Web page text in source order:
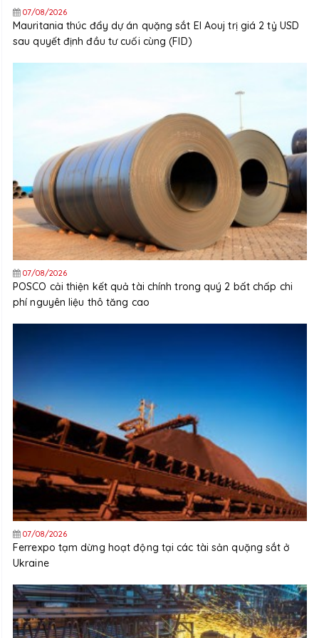
07/08/2026
Mauritania thúc đẩy dự án quặng sắt El Aouj trị giá 2 tỷ USD
sau quyết định đầu tư cuối cùng (FID)
07/08/2026
POSCO cải thiện kết quả tài chính trong quý 2 bất chấp chi
phí nguyên liệu thô tăng cao
07/08/2026
Ferrexpo tạm dừng hoạt động tại các tài sản quặng sắt ở
Ukraine